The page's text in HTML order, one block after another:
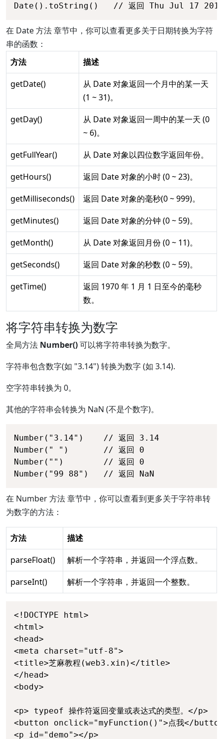
Date().toString()   // 返回 Thu Jul 17 2014
在 Date 方法 章节中，你可以查看更多关于日期转换为字符
串的函数：
方法
描述
getDate()
从 Date 对象返回一个月中的某一天
(1 ~ 31)。
getDay()
从 Date 对象返回一周中的某一天 (0
~ 6)。
getFullYear()
从 Date 对象以四位数字返回年份。
getHours()
返回 Date 对象的小时 (0 ~ 23)。
getMilliseconds()
返回 Date 对象的毫秒(0 ~ 999)。
getMinutes()
返回 Date 对象的分钟 (0 ~ 59)。
getMonth()
从 Date 对象返回月份 (0 ~ 11)。
getSeconds()
返回 Date 对象的秒数 (0 ~ 59)。
getTime()
返回 1970 年 1 月 1 日至今的毫秒
数。
将字符串转换为数字
全局方法 Number()可以将字符串转换为数字。
字符串包含数字(如 "3.14") 转换为数字 (如 3.14).
空字符串转换为 0。
其他的字符串会转换为 NaN (不是个数字)。
Number("3.14")    // 返回 3.14
Number(" ")       // 返回 0
Number("")        // 返回 0
Number("99 88")   // 返回 NaN
在 Number 方法 章节中，你可以查看到更多关于字符串转
为数字的方法：
方法
描述
parseFloat()
解析一个字符串，并返回一个浮点数。
parseInt()
解析一个字符串，并返回一个整数。
<!DOCTYPE html>
<html>
<head>
<meta charset="utf-8">
<title>芝麻教程(web3.xin)</title>
</head>
<body>
<p> typeof 操作符返回变量或表达式的类型。</p>
<button onclick="myFunction()">点我</
<p id="demo"></p>